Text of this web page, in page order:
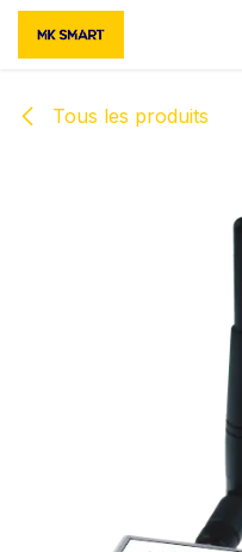
Se rendre au contenu
Tous les produits